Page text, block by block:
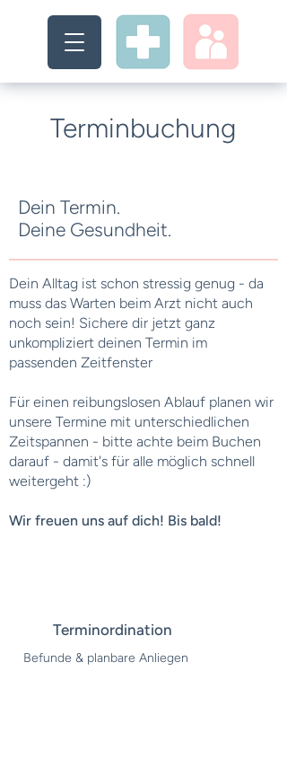
Terminbuchung
Dein Termin.
Deine Gesundheit.
Dein Alltag ist schon stressig genug - da
muss das Warten beim Arzt nicht auch
noch sein! Sichere dir jetzt ganz
unkompliziert deinen Termin im
passenden Zeitfenster
Für einen reibungslosen Ablauf planen wir
unsere Termine mit unterschiedlichen
Zeitspannen - bitte achte beim Buchen
darauf - damit's für alle möglich schnell
weitergeht :)
Wir freuen uns auf dich! Bis bald!
Terminordination
Befunde & planbare Anliegen